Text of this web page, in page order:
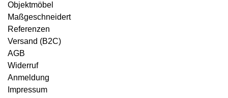
Objektmöbel
Maßgeschneidert
Referenzen
Versand (B2C)
AGB
Widerruf
Anmeldung
Impressum